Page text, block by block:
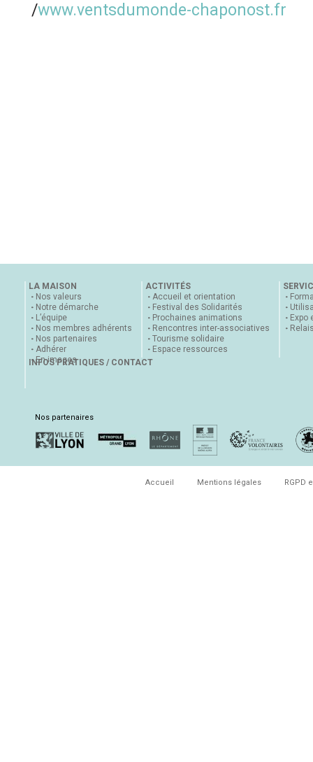
/www.ventsdumonde-chaponost.fr
LA MAISON
Nos valeurs
Notre démarche
L’équipe
Nos membres adhérents
Nos partenaires
Adhérer
En images
ACTIVITÉS
Accueil et orientation
Festival des Solidarités
Prochaines animations
Rencontres inter-associatives
Tourisme solidaire
Espace ressources
Expo
INFOS PRATIQUES / CONTACT
Nos partenaires
Accueil Mentions légales RGPD